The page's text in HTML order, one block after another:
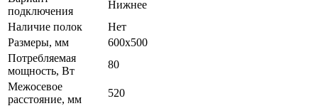
подключения
Нижнее
Наличие полок
Нет
Размеры, мм
600x500
Потребляемая
мощность, Вт
80
Межосевое
расстояние, мм
520